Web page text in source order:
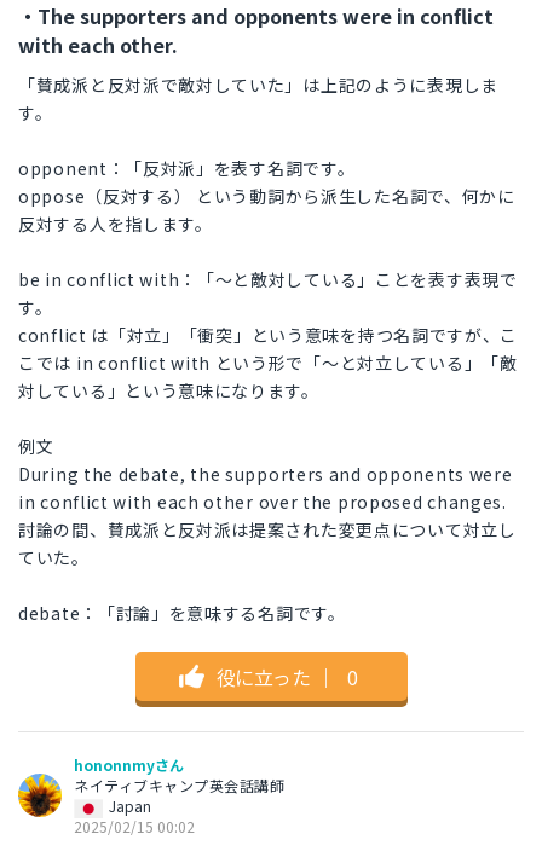
・The supporters and opponents were in conflict
with each other.
「賛成派と反対派で敵対していた」は上記のように表現しま
す。
opponent：「反対派」を表す名詞です。
oppose（反対する） という動詞から派生した名詞で、何かに
反対する人を指します。
be in conflict with：「～と敵対している」ことを表す表現で
す。
conflict は「対立」「衝突」という意味を持つ名詞ですが、こ
こでは in conflict with という形で「～と対立している」「敵
対している」という意味になります。
例文
During the debate, the supporters and opponents were
in conflict with each other over the proposed changes.
討論の間、賛成派と反対派は提案された変更点について対立し
ていた。
debate：「討論」を意味する名詞です。
役に立った ｜ 0
hononnmyさん
ネイティブキャンプ英会話講師
Japan
2025/02/15 00:02